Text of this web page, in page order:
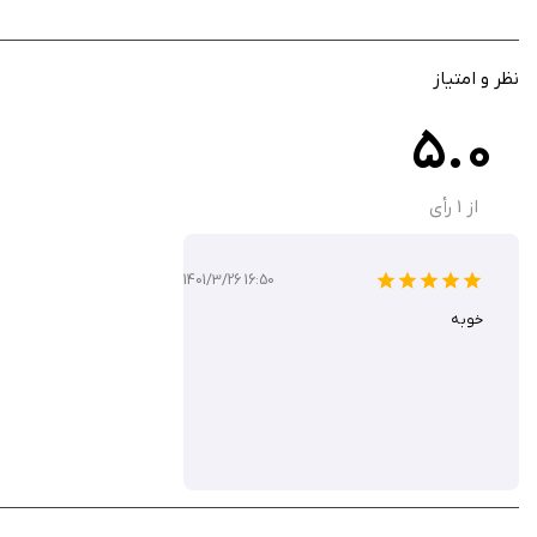
نظر و امتیاز
5.0
از 1 رأی
1401/3/26 16:50
خوبه